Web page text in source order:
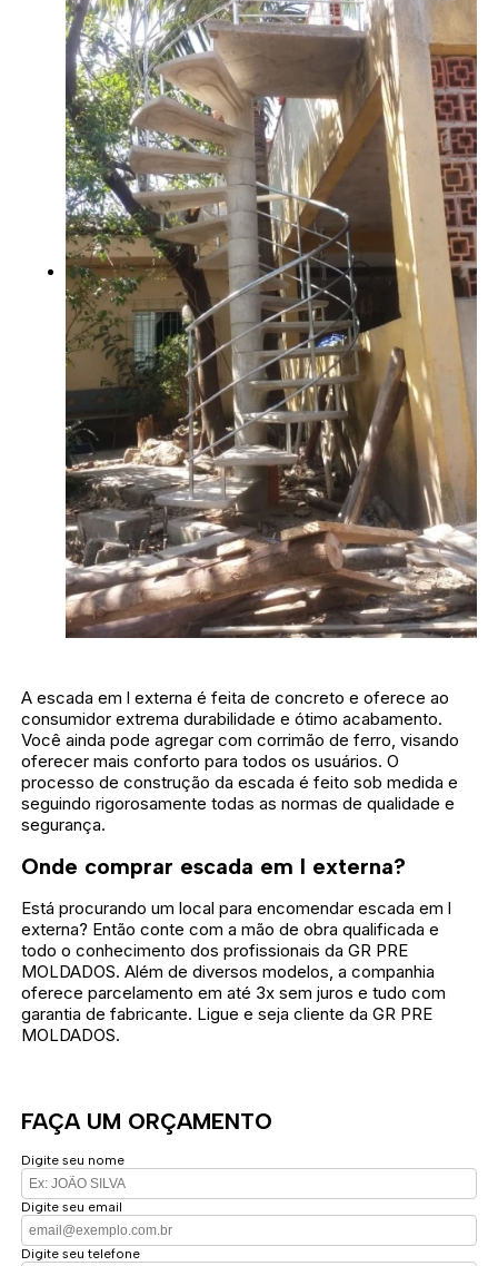
A escada em l externa é feita de concreto e oferece ao
consumidor extrema durabilidade e ótimo acabamento.
Você ainda pode agregar com corrimão de ferro, visando
oferecer mais conforto para todos os usuários. O
processo de construção da escada é feito sob medida e
seguindo rigorosamente todas as normas de qualidade e
segurança.
Onde comprar escada em l externa?
Está procurando um local para encomendar escada em l
externa? Então conte com a mão de obra qualificada e
todo o conhecimento dos profissionais da GR PRE
MOLDADOS. Além de diversos modelos, a companhia
oferece parcelamento em até 3x sem juros e tudo com
garantia de fabricante. Ligue e seja cliente da GR PRE
MOLDADOS.
FAÇA UM ORÇAMENTO
Digite seu nome
Digite seu email
Digite seu telefone